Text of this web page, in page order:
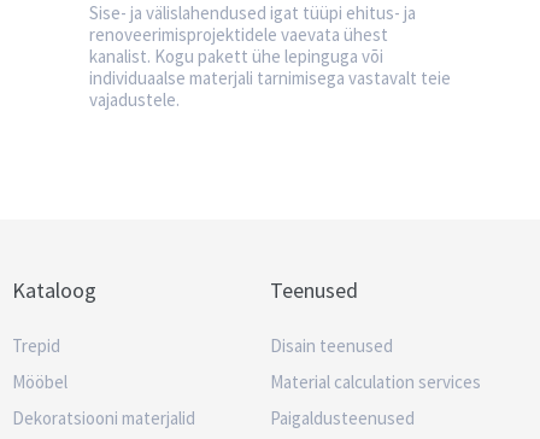
Sise- ja välislahendused igat tüüpi ehitus- ja
renoveerimisprojektidele vaevata ühest
kanalist. Kogu pakett ühe lepinguga või
individuaalse materjali tarnimisega vastavalt teie
vajadustele.
Kataloog
Trepid
Mööbel
Dekoratsiooni materjalid
Teenused
Disain teenused
Material calculation services
Paigaldusteenused